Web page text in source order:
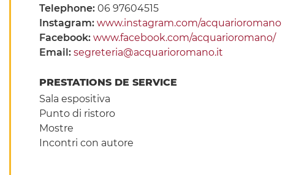
Telephone: 06 97604515
Instagram: www.instagram.com/acquarioromano
Facebook: www.facebook.com/acquarioromano/
Email: segreteria@acquarioromano.it
PRESTATIONS DE SERVICE
Sala espositiva
Punto di ristoro
Mostre
Incontri con autore